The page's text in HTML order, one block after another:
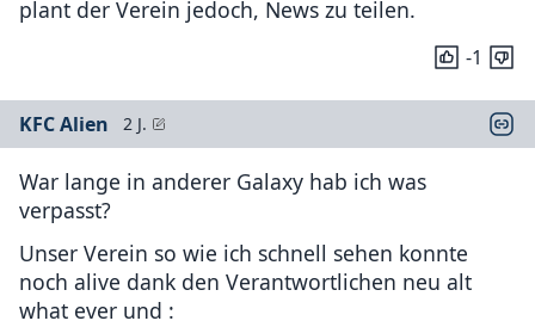
plant der Verein jedoch, News zu teilen.
-1
KFC Alien 2 J.
War lange in anderer Galaxy hab ich was
verpasst?
Unser Verein so wie ich schnell sehen konnte
noch alive dank den Verantwortlichen neu alt
what ever und :